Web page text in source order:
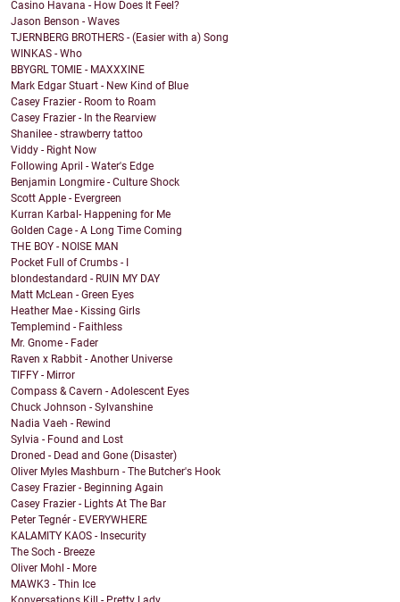
Casino Havana - How Does It Feel?
Jason Benson - Waves
TJERNBERG BROTHERS - (Easier with a) Song
WINKAS - Who
BBYGRL TOMIE - MAXXXINE
Mark Edgar Stuart - New Kind of Blue
Casey Frazier - Room to Roam
Casey Frazier - In the Rearview
Shanilee - strawberry tattoo
Viddy - Right Now
Following April - Water's Edge
Benjamin Longmire - Culture Shock
Scott Apple - Evergreen
Kurran Karbal- Happening for Me
Golden Cage - A Long Time Coming
THE BOY - NOISE MAN
Pocket Full of Crumbs - I
blondestandard - RUIN MY DAY
Matt McLean - Green Eyes
Heather Mae - Kissing Girls
Templemind - Faithless
Mr. Gnome - Fader
Raven x Rabbit - Another Universe
TIFFY - Mirror
Compass & Cavern - Adolescent Eyes
Chuck Johnson - Sylvanshine
Nadia Vaeh - Rewind
Sylvia - Found and Lost
Droned - Dead and Gone (Disaster)
Oliver Myles Mashburn - The Butcher's Hook
Casey Frazier - Beginning Again
Casey Frazier - Lights At The Bar
Peter Tegnér - EVERYWHERE
KALAMITY KAOS - Insecurity
The Soch - Breeze
Oliver Mohl - More
MAWK3 - Thin Ice